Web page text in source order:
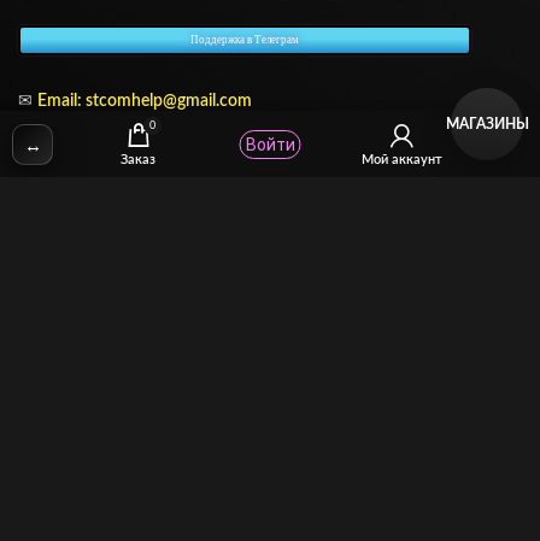
Поддержка в Телеграм
✉ Email: stcomhelp@gmail.com
↔
0
Заказ Мой аккаунт
Войти
МАГАЗИНЫ